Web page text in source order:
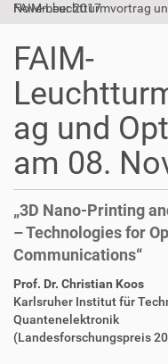
FAIM-Leuchtturmvortrag und Optik-Kolloquium am 08. November 2017
FAIM-
ag und
am 08.
„3D Nano-Printing
– Technologies for
Communications“
D
i
r
e
A
r
t
i
Prof. Dr. Christian Koos
Karlsruher Institut für
Quantenelektronik
(Landesforschungspreis